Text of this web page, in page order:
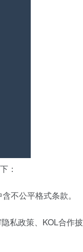
：
不公平格式条款。
私政策、KOL合作披